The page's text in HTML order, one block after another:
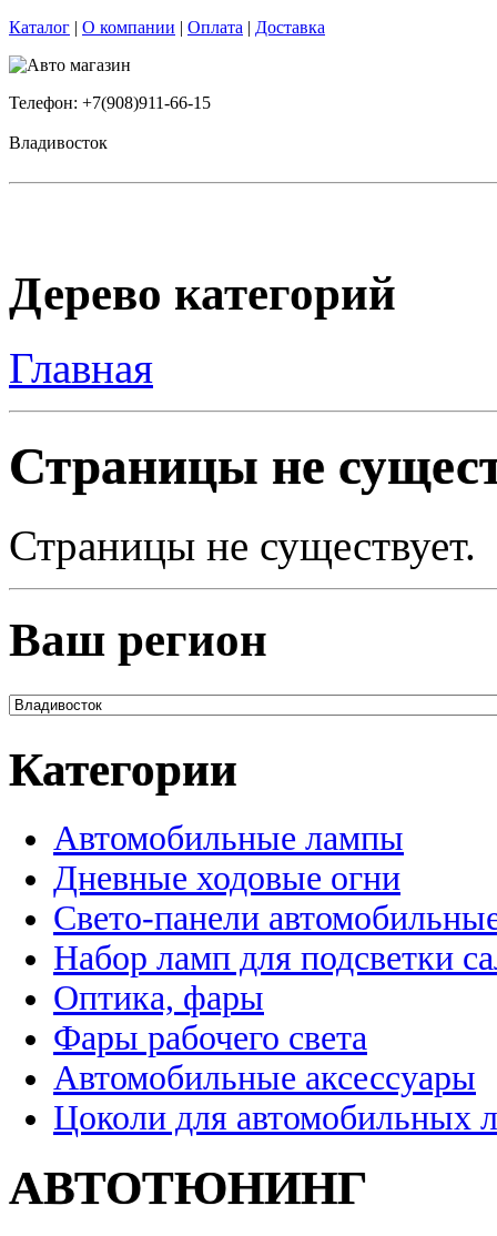
Каталог | О компании | Оплата | Доставка
Телефон: +7(908)911-66-15
Владивосток
Дерево категорий
Главная
Страницы не
Страницы не существует.
Ваш регион
Категории
Автомобильные лампы
Дневные ходовые огни
Свето-панели
Набор ламп для подсветки
Оптика, фары
Фары рабочего света
Автомобильные аксессуары
Цоколи для автомобильных
АВТОТЮНИНГ